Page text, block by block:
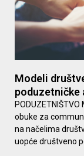
Modeli
poduzetničke
obuke za
na načelima
uopće društveno